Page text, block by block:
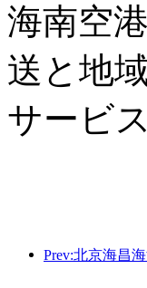
海南空
送と地
サービ